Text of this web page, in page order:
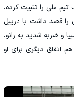
ملی را تثبیت کرده،
را قصد داشت با دریبل
و ضربه شدید به زانو،
اتفاق دیگری برای او